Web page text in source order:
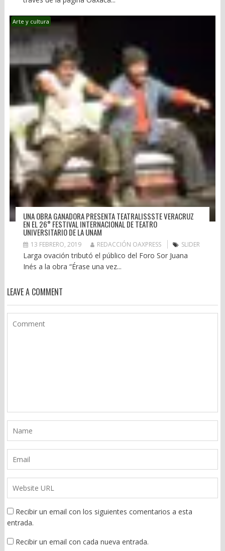
Arte y cultura
UNA OBRA GANADORA PRESENTA TEATRALISSSTE VERACRUZ
EN EL 26° FESTIVAL INTERNACIONAL DE TEATRO
UNIVERSITARIO DE LA UNAM
13 FEBRERO, 2019 REDACCIÓN OAXPRESS SLIDER
Larga ovación tributó el público del Foro Sor Juana
Inés a la obra “Érase una vez...
LEAVE A COMMENT
Recibir un email con los siguientes comentarios a esta
entrada.
Recibir un email con cada nueva entrada.